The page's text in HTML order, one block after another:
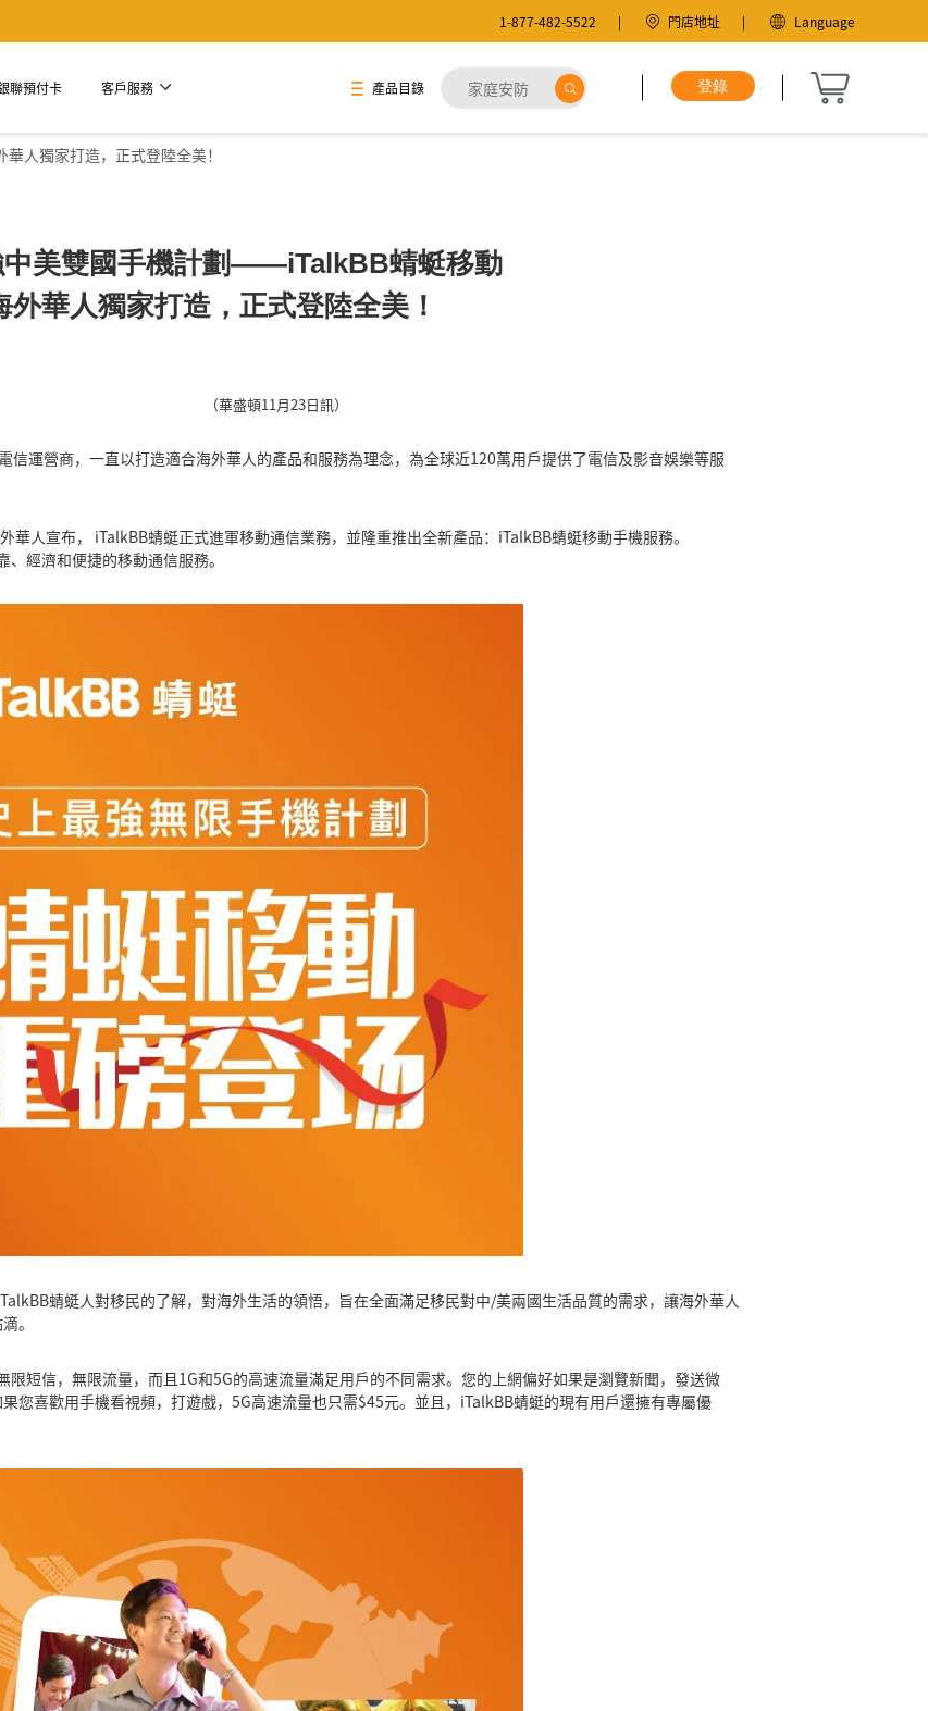
1-877-482-5522 門店地址 Language
聯預付卡 客戶服務 產品目錄
人獨家打造，正式登陸全美！
中美雙國手機計劃——iTalkBB蜻蜓移動
外華人獨家打造，正式登陸全美！
（華盛頓11月23日訊）
信運營商，一直以打造適合海外華人的產品和服務為理念，為全球近120萬用戶提供了電信及影音娛樂等服
人宣布， iTalkBB蜻蜓正式進軍移動通信業務，並隆重推出全新產品：iTalkBB蜻蜓移動手機服務。
經濟和便捷的移動通信服務。
蜻蜓人對移民的了解，對海外生活的領悟，旨在全面滿足移民對中/美兩國生活品質的需求，讓海外華人
。
短信，無限流量，而且1G和5G的高速流量滿足用戶的不同需求。您的上網偏好如果是瀏覽新聞，發送微
您喜歡用手機看視頻，打遊戲，5G高速流量也只需$45元。並且，iTalkBB蜻蜓的現有用戶還擁有專屬優